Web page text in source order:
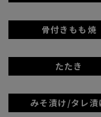
骨付きもも焼
たたき
みそ漬け/タレ漬